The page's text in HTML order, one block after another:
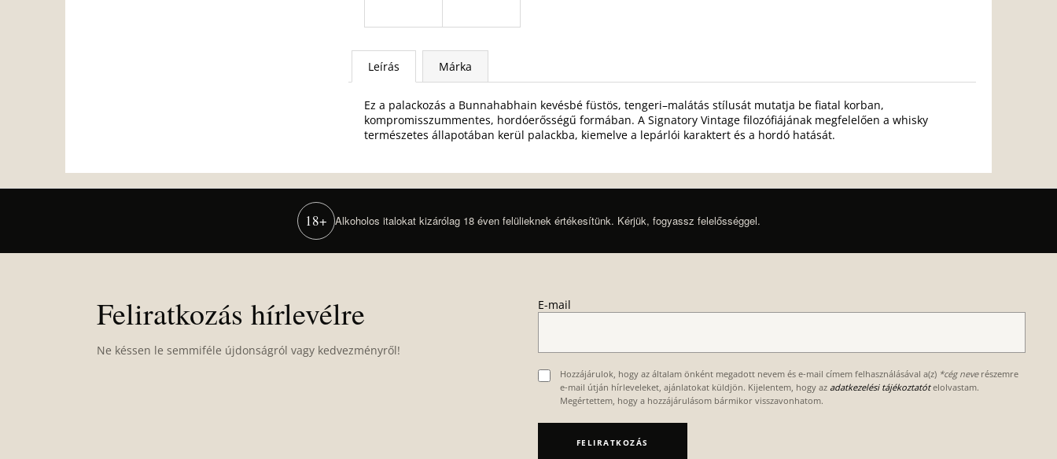
Leírás Márka
Ez a palackozás a Bunnahabhain kevésbé füstös, tengeri–malátás stílusát mutatja be fiatal korban,
kompromisszummentes, hordóerősségű formában. A Signatory Vintage filozófiájának megfelelően a whisky
természetes állapotában kerül palackba, kiemelve a lepárlói karaktert és a hordó hatását.
18+ Alkoholos italokat kizárólag 18 éven felülieknek értékesítünk. Kérjük, fogyassz felelősséggel.
Feliratkozás hírlevélre
Ne késsen le semmiféle újdonságról vagy kedvezményről!
E-mail
Hozzájárulok, hogy az általam önként megadott nevem és e-mail címem felhasználásával a(z) *cég neverészemre
e-mail útján hírleveleket, ajánlatokat küldjön. Kijelentem, hogy az adatkezelési tájékoztatót elolvastam.
Megértettem, hogy a hozzájárulásom bármikor visszavonhatom.
FELIRATKOZÁS